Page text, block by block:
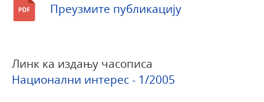
Преузмите публикацију
Линк ка издању часописа
Национални интерес - 1/2005